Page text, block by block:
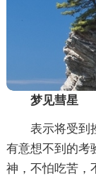
梦见彗星
表示将受到
有意想不到的考
神，不怕吃苦，